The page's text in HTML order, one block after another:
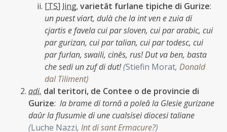
[TS] ling. varietât furlane tipiche di Gurize:
un puest viart, dulà che la int ven e zuia di
cjartis e favela cui par sloven, cui par arabic, cui
par gurizan, cui par talian, cui par todesc, cui
par furlan, swaili, cinês, rus! Dut va ben, basta
che sedi un zuf di dut!(Stiefin Morat, Donald
dal Tiliment)
adi. dal teritori, de Contee o de provincie di
Gurize: la brame di tornâ a poleâ la Glesie gurizane
daûr la flusumie di une cualsisei diocesi taliane
(Luche Nazzi, Int di sant Ermacure?)